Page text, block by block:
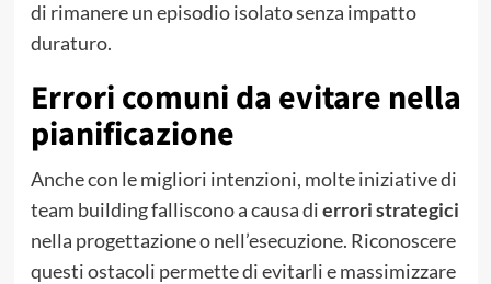
di rimanere un episodio isolato senza impatto
duraturo.
Errori comuni da evitare nella
pianificazione
Anche con le migliori intenzioni, molte iniziative di
team building falliscono a causa dierrori strategici
nella progettazione o nell’esecuzione. Riconoscere
questi ostacoli permette di evitarli e massimizzare